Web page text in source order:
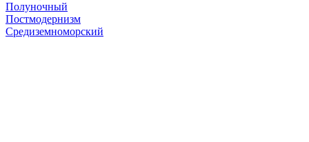
Полуночный
Постмодернизм
Средиземноморский